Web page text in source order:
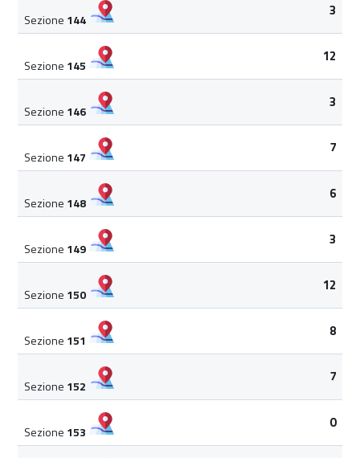
Sezione 144
3
Sezione 145
12
Sezione 146
3
Sezione 147
7
Sezione 148
6
Sezione 149
3
Sezione 150
12
Sezione 151
8
Sezione 152
7
Sezione 153
0